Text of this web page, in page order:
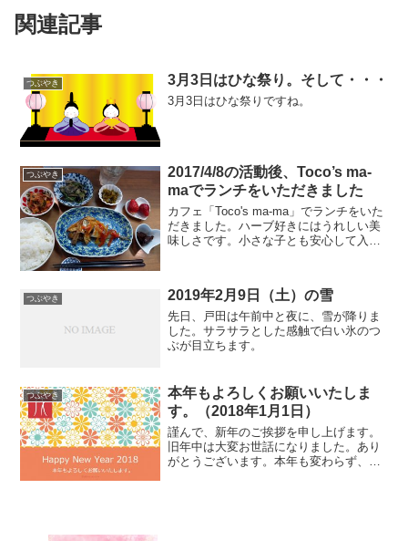
関連記事
つぶやき 3月3日はひな祭り。そして・・・
3月3日はひな祭りですね。
つぶやき
2017/4/8の活動後、Toco’s ma-
maでランチをいただきました
カフェ「Toco's ma-ma」でランチをいた
だきました。ハーブ好きにはうれしい美
味しさです。小さな子とも安心して入れ
つぶやき 2019年2月9日（土）の雪
先日、戸田は午前中と夜に、雪が降りま
した。サラサラとした感触で白い氷のつ
ぶが目立ちます。
つぶやき
本年もよろしくお願いいたしま
す。（2018年1月1日）
謹んで、新年のご挨拶を申し上げます。
旧年中は大変お世話になりました。あり
がとうございます。本年も変わらず、お